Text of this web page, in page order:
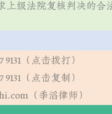
上级法院复核判决的合
9131（点击拨打）
9131（点击复制）
（季滔律师）